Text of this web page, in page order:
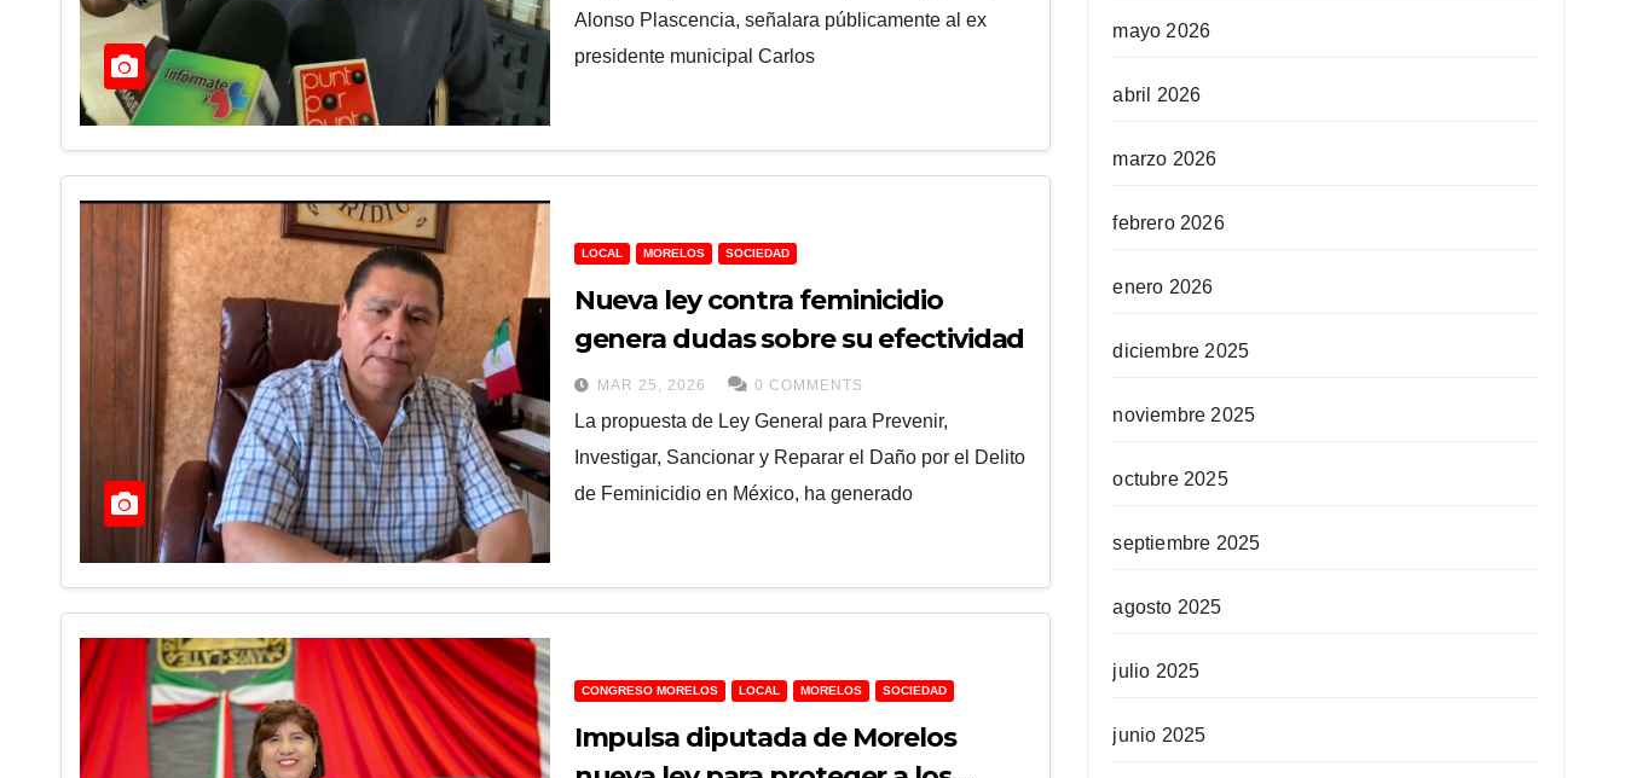
Alonso Plascencia, señalara públicamente al ex
presidente municipal Carlos
LOCAL MORELOS SOCIEDAD
Nueva ley contra feminicidio
genera dudas sobre su efectividad
MAR 25, 2026 0 COMMENTS
La propuesta de Ley General para Prevenir,
Investigar, Sancionar y Reparar el Daño por el Delito
de Feminicidio en México, ha generado
CONGRESO MORELOS LOCAL MORELOS SOCIEDAD
Impulsa diputada de Morelos
mayo 2026
abril 2026
marzo 2026
febrero 2026
enero 2026
diciembre 2025
noviembre 2025
octubre 2025
septiembre 2025
agosto 2025
julio 2025
junio 2025